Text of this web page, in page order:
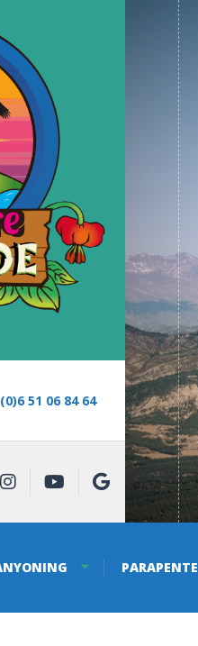
51 06 84 64
PARAPENTE